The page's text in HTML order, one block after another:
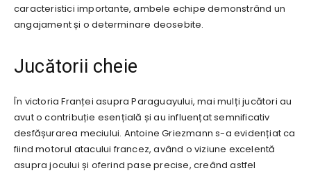
caracteristici importante, ambele echipe demonstrând un
angajament și o determinare deosebite.
Jucătorii cheie
În victoria Franței asupra Paraguayului, mai mulți jucători au
avut o contribuție esențială și au influențat semnificativ
desfășurarea meciului. Antoine Griezmann s-a evidențiat ca
fiind motorul atacului francez, având o viziune excelentă
asupra jocului și oferind pase precise, creând astfel